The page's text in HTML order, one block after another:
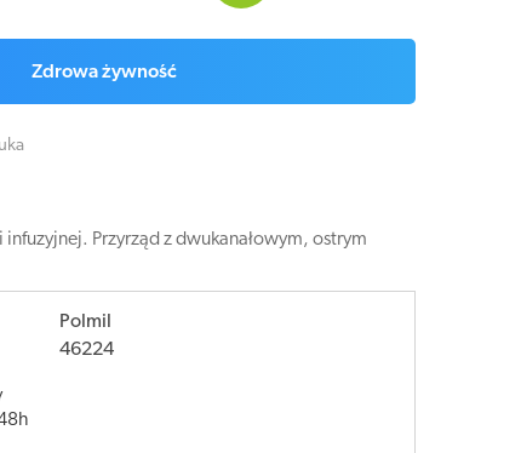
Zdrowa żywność
Przyrząd z dwukanałowym, ostrym
Polmil
46224